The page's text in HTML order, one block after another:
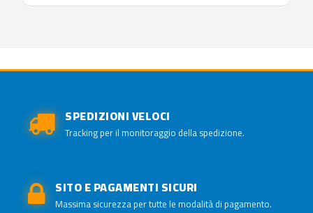
SPEDIZIONI VELOCI
Tracking per il monitoraggio della spedizione.
SITO E PAGAMENTI SICURI
Massima sicurezza per tutte le modalità di pagamento.